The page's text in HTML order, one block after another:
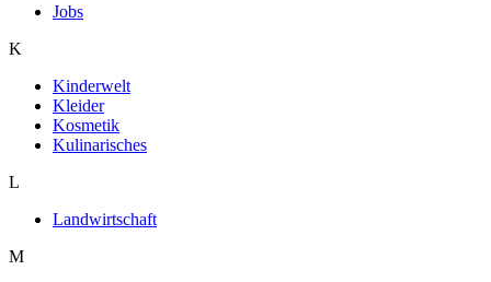
Jobs
K
Kinderwelt
Kleider
Kosmetik
Kulinarisches
L
Landwirtschaft
M